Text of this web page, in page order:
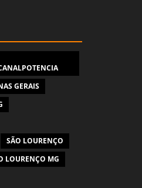
GERAIS
SÃO LOURENÇO
LOURENÇO MG